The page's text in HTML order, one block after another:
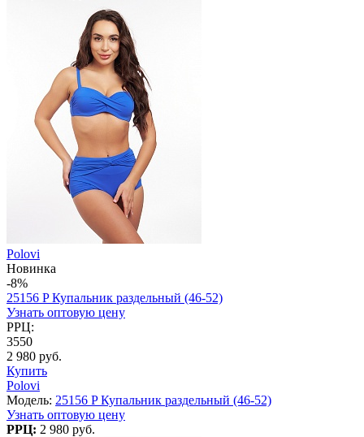
Polovi
Новинка
-8%
25156 P Купальник раздельный (46-52)
Узнать оптовую цену
РРЦ:
3550
2 980 руб.
Купить
Polovi
Модель: 25156 P Купальник раздельный (46-52)
Узнать оптовую цену
РРЦ: 2 980 руб.